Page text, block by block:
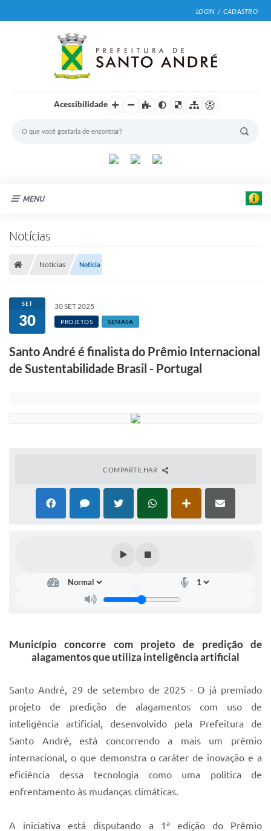
LOGIN / CADASTRO
Acessibilidade
MENU
Portal de Serviços
Transparência
Ônibus
Consultar Processos
Contas Públicas
Fale Conosco
FAQ - Perguntas Frequentes
Legislação
Lei de acesso à informação
Mobilidade Urbana Sustentável
Parque Escola
Portal da Educação
Quadra Fiscal
SIC
Notícias
Notícias Notícia
SET
30
30 SET 2025
PROJETOS SEMASA
Santo André é finalista do Prêmio Internacional
de Sustentabilidade Brasil - Portugal
COMPARTILHAR
Município concorre com projeto de predição de
alagamentos que utiliza inteligência artificial
Santo André, 29 de setembro de 2025 - O já premiado
projeto de predição de alagamentos com uso de
inteligência artificial, desenvolvido pela Prefeitura de
Santo André, está concorrendo a mais um prêmio
internacional, o que demonstra o caráter de inovação e a
eficiência dessa tecnologia como uma política de
enfrentamento às mudanças climáticas.
A iniciativa está disputando a 1ª edição do Prêmio